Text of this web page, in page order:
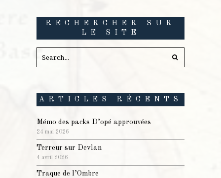
RECHERCHER SUR
LE SITE
ARTICLES RÉCENTS
Mémo des packs D’opé approuvées
24 mai 2026
Terreur sur Devlan
4 avril 2026
Traque de l’Ombre